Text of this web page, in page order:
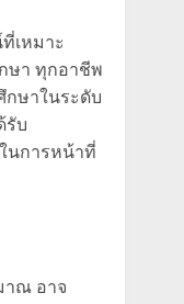
เหมาะ
ษา ทุกอาชีพ
กษาในระดับ
รับ
นการหน้าที่
าณ อาจ